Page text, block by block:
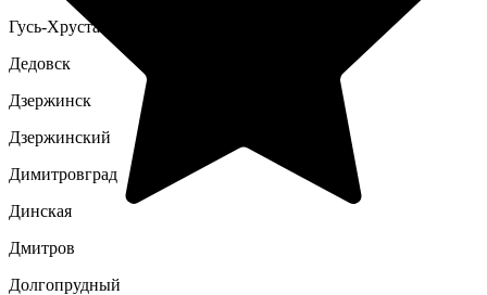
Гусь-Хрустальный
Дедовск
Дзержинск
Дзержинский
Димитровград
Динская
Дмитров
Долгопрудный